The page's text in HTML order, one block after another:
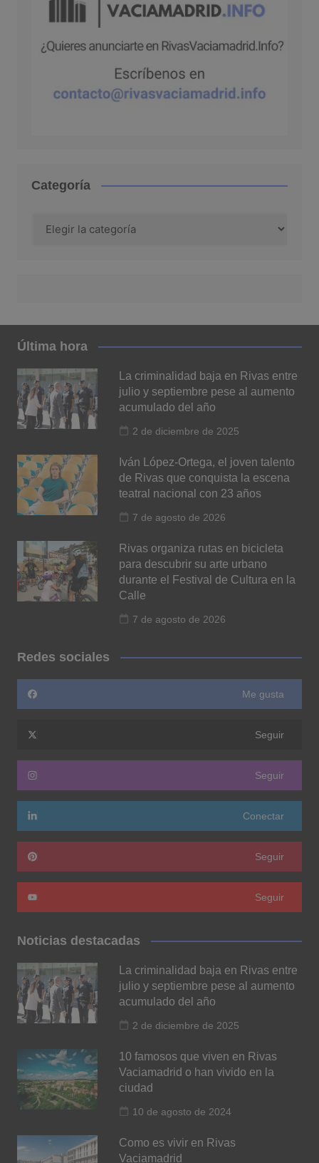
Categoría
Última hora
La criminalidad baja en Rivas entre
julio y septiembre pese al aumento
acumulado del año
2 de diciembre de 2025
Iván López-Ortega, el joven talento
de Rivas que conquista la escena
teatral nacional con 23 años
7 de agosto de 2026
Rivas organiza rutas en bicicleta
para descubrir su arte urbano
durante el Festival de Cultura en la
Calle
7 de agosto de 2026
Redes sociales
Me gusta
Seguir
Seguir
Conectar
Seguir
Seguir
Noticias destacadas
La criminalidad baja en Rivas entre
julio y septiembre pese al aumento
acumulado del año
2 de diciembre de 2025
10 famosos que viven en Rivas
Vaciamadrid o han vivido en la
ciudad
10 de agosto de 2024
Como es vivir en Rivas
Vaciamadrid